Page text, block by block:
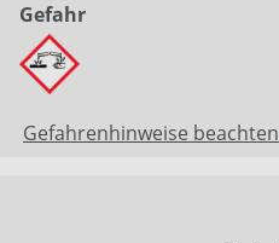
Gefahr
Gefahrenhinweise beachten